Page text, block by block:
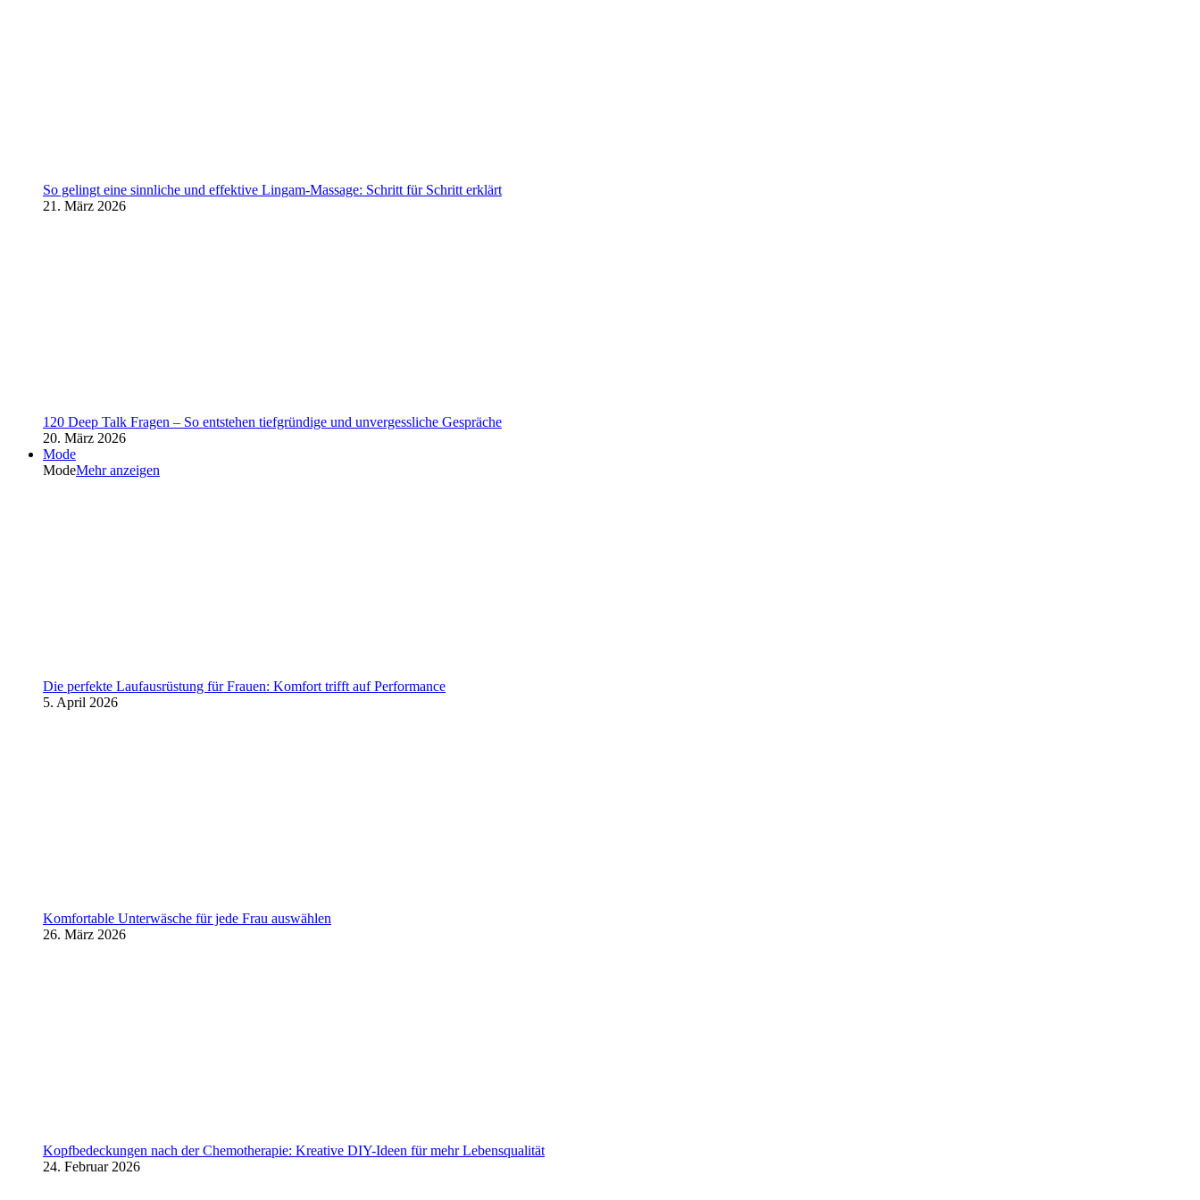
So gelingt eine sinnliche und effektive Lingam-Massage: Schritt für Schritt erklärt
21. März 2026
120 Deep Talk Fragen – So entstehen tiefgründige und unvergessliche Gespräche
20. März 2026
Mode
ModeMehr anzeigen
Die perfekte Laufausrüstung für Frauen: Komfort trifft auf Performance
5. April 2026
Komfortable Unterwäsche für jede Frau auswählen
26. März 2026
Kopfbedeckungen nach der Chemotherapie: Kreative DIY-Ideen für mehr Lebensqualität
24. Februar 2026